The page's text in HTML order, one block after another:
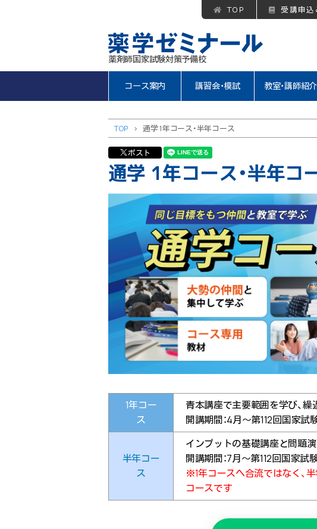
薬剤師国家試験対策予備校
TOP 受講申込
コース案内 講習会・模試 教室・講師紹介
TOP > 通学 1年コース・半年コース
ポスト
通学 1年コース・半年
1年コー
ス
青本講座で主要範囲を学び、
開講期間：4月～第112回国家試
半年コー
ス
インプットの基礎講座と問題
開講期間：7月～第112回国家試
※1年コースへ合流ではなく、
コースです